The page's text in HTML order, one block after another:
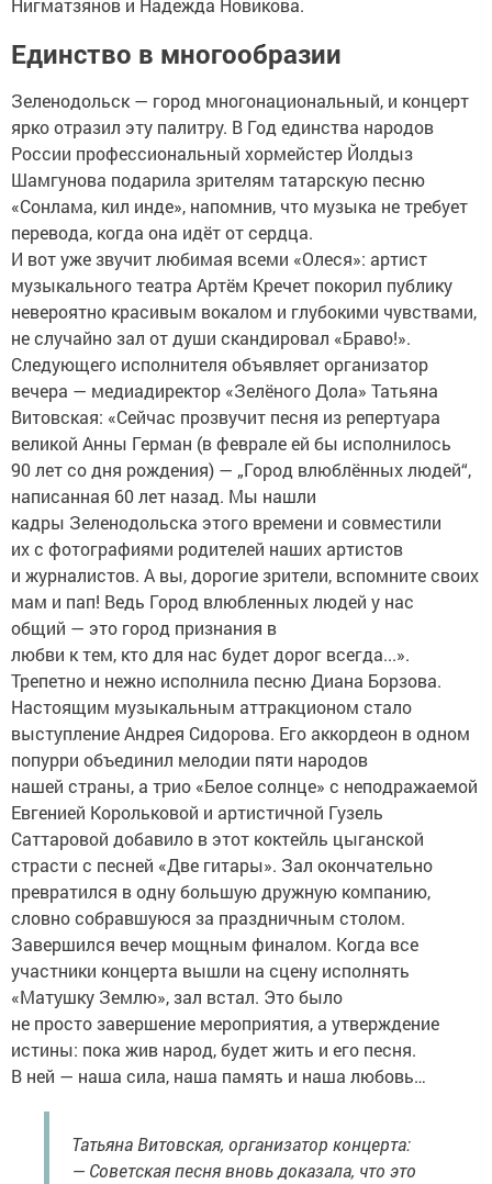
Единство в многообразии
Зеленодольск — город многонациональный, и концерт
ярко отразил эту палитру. В Год единства народов
России профессиональный хормейстер Йолдыз
Шамгунова подарила зрителям татарскую песню
«Сонлама, кил инде», напомнив, что музыка не требует
перевода, когда она идёт от сердца.
И вот уже звучит любимая всеми «Олеся»: артист
музыкального театра Артём Кречет покорил публику
невероятно красивым вокалом и глубокими чувствами,
не случайно зал от души скандировал «Браво!».
Следующего исполнителя объявляет организатор
вечера — медиадиректор «Зелёного Дола» Татьяна
Витовская: «Сейчас прозвучит песня из репертуара
великой Анны Герман (в феврале ей бы исполнилось
90 лет со дня рождения) — „Город влюблённых людей“,
написанная 60 лет назад. Мы нашли
кадры Зеленодольска этого времени и совместили
их с фотографиями родителей наших артистов
и журналистов. А вы, дорогие зрители, вспомните своих
мам и пап! Ведь Город влюбленных людей у нас
общий — это город признания в
любви к тем, кто для нас будет дорог всегда...».
Трепетно и нежно исполнила песню Диана Борзова.
Настоящим музыкальным аттракционом стало
выступление Андрея Сидорова. Его аккордеон в одном
попурри объединил мелодии пяти народов
нашей страны, а трио «Белое солнце» с неподражаемой
Евгенией Корольковой и артистичной Гузель
Саттаровой добавило в этот коктейль цыганской
страсти с песней «Две гитары». Зал окончательно
превратился в одну большую дружную компанию,
словно собравшуюся за праздничным столом.
Завершился вечер мощным финалом. Когда все
участники концерта вышли на сцену исполнять
«Матушку Землю», зал встал. Это было
не просто завершение мероприятия, а утверждение
истины: пока жив народ, будет жить и его песня.
В ней — наша сила, наша память и наша любовь…
Татьяна Витовская, организатор концерта:
— Советская песня вновь доказала, что это